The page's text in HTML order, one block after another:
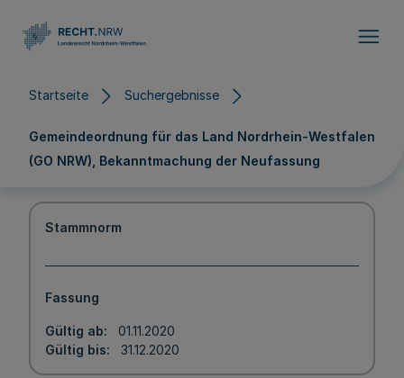
Startseite Suchergebnisse
Gemeindeordnung für das Land Nordrhein-Westfalen
(GO NRW), Bekanntmachung der Neufassung
Stammnorm
Fassung
Gültig ab
01.11.2020
Gültig bis
31.12.2020